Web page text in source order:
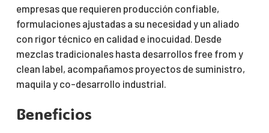
empresas que requieren producción confiable,
formulaciones ajustadas a su necesidad y un aliado
con rigor técnico en calidad e inocuidad. Desde
mezclas tradicionales hasta desarrollos free from y
clean label, acompañamos proyectos de suministro,
maquila y co-desarrollo industrial.
Beneficios